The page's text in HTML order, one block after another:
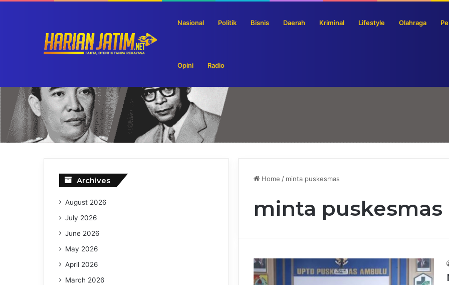
Nasional Politik Bisnis Daerah Kriminal Lifestyle Olahraga
Opini Radio
Breaking News Lelang Serentak Barang Rampasan, Kejari Kota Mojokerto Siapkan Pendampingan dan Antar-Jemput Risalah Lelang
Home / minta puskesmas
minta puskesmas
Archives
August 2026
July 2026
June 2026
May 2026
April 2026
March 2026